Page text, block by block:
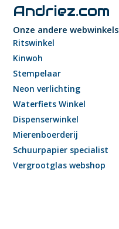
Andriez.com
Onze andere webwinkels
Ritswinkel
Kinwoh
Stempelaar
Neon verlichting
Waterfiets Winkel
Dispenserwinkel
Mierenboerderij
Schuurpapier specialist
Vergrootglas webshop